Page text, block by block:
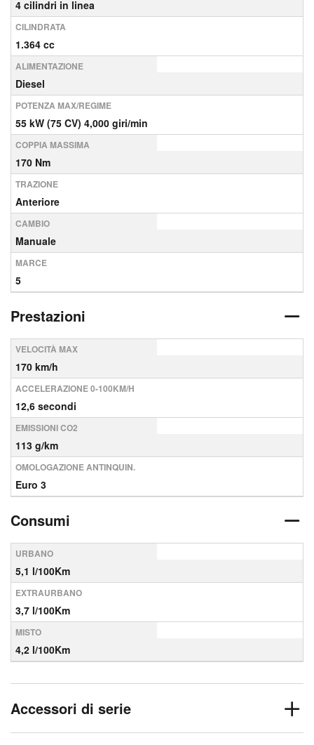
4 cilindri in linea
CILINDRATA
1.364 cc
ALIMENTAZIONE
Diesel
POTENZA MAX/REGIME
55 kW (75 CV) 4,000 giri/min
COPPIA MASSIMA
170 Nm
TRAZIONE
Anteriore
CAMBIO
Manuale
MARCE
5
Prestazioni
VELOCITÀ MAX
170 km/h
ACCELERAZIONE 0-100KM/H
12,6 secondi
EMISSIONI CO2
113 g/km
OMOLOGAZIONE ANTINQUIN.
Euro 3
Consumi
URBANO
5,1 l/100Km
EXTRAURBANO
3,7 l/100Km
MISTO
4,2 l/100Km
Accessori di serie